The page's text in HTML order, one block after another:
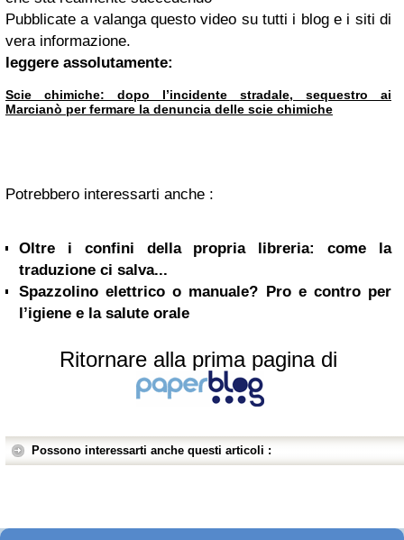
Pubblicate a valanga questo video su tutti i blog e i siti di
vera informazione.
leggere assolutamente:
Scie chimiche: dopo l’incidente stradale, sequestro ai
Marcianò per fermare la denuncia delle scie chimiche
Potrebbero interessarti anche :
Oltre i confini della propria libreria: come la
traduzione ci salva...
Spazzolino elettrico o manuale? Pro e contro per
l’igiene e la salute orale
Ritornare alla prima pagina di
Possono interessarti anche questi articoli :